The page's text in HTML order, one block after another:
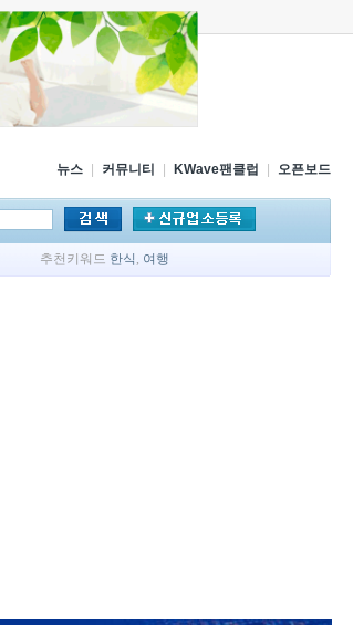
뉴스 커뮤니티 KWave팬클럽 오픈보드
추천키워드 한식 , 여행